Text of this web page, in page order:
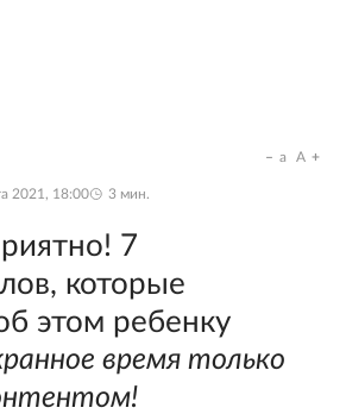
2021, 18:00 3 мин.
a A
7
которые
этом ребенку
время только